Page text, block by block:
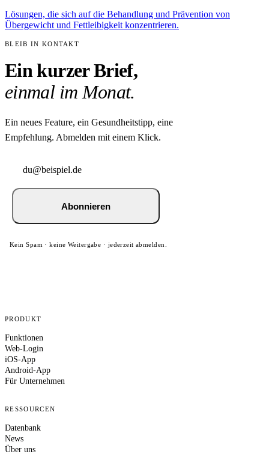
Lösungen, die sich auf die Behandlung und Prävention von
Übergewicht und Fettleibigkeit konzentrieren.
BLEIB IN KONTAKT
Ein kurzer Brief,
einmal im Monat.
Ein neues Feature, ein Gesundheitstipp, eine
Empfehlung. Abmelden mit einem Klick.
Abonnieren
Kein Spam · keine Weitergabe · jederzeit abmelden.
PRODUKT
Funktionen
Web-Login
iOS-App
Android-App
Für Unternehmen
RESSOURCEN
Datenbank
News
Über uns